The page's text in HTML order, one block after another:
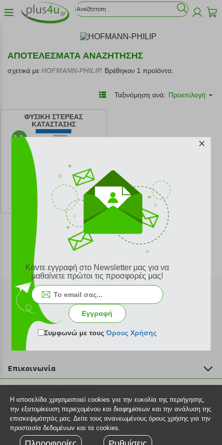
ΑΠΟΤΕΛΕΣΜΑΤΑ ΑΝΑΖΗΤΗΣΗΣ
σχετικά με HOFMANN-PHILIP. Βρέθηκαν 1 προϊόντα.
Ταξινόμηση ανά: Προεπιλογή
ΦΥΣΙΚΗ ΣΤΕΡΕΑΣ
ΚΑΤΑΣΤΑΣΗΣ
κωδ. 108171082
25.76 €
Ελάχιστη 30 ημερών 28.62 €
Προτεινόμενη λιανική 28.62 €
Εγγραφή στο newsletter
Επικοινωνία
211 2000 700
info@plus4u.gr
Η εταιρία
Σημεία παραλαβής
Ευκαιρίες καριέρας
Βοήθεια
Εξέλιξη παραγγελίας
Τρόποι παραγγελίας
Κάντε εγγραφή στο Newsletter μας για να
μαθαίνετε πρώτοι τις προσφορές μας!
Εγγραφή
Συμφωνώ με τουςΌρους Χρήσης
Η ιστοσελίδα χρησιμοποιεί cookies για την ευκολία της περιήγησης,
την εξατομίκευση περιεχομένου και διαφημίσεων και την ανάλυση της
επισκεψιμότητάς μας. Δείτε τους ανανεωμένους όρους χρήσης για την
προστασία δεδομένων και τα cookies.